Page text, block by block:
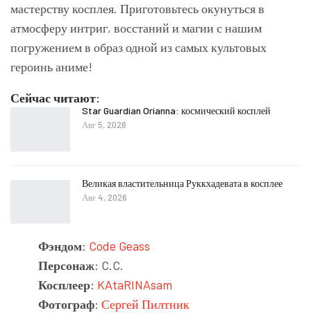
мастерству косплея. Приготовьтесь окунуться в
атмосферу интриг, восстаний и магии с нашим
погружением в образ одной из самых культовых
героинь аниме!
Сейчас читают:
Star Guardian Orianna: космический косплей
Авг 5, 2026
Великая властительница Руккхадевата в косплее
Авг 4, 2026
Фэндом: Code Geass
Персонаж: C.C.
Косплеер: KAtaRINAsam
Фотограф: Сергей Пилтник